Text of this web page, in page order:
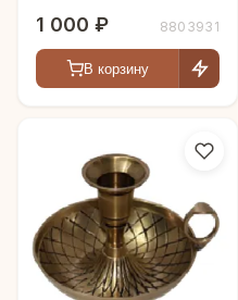
1 000 ₽ 8803931
В корзину